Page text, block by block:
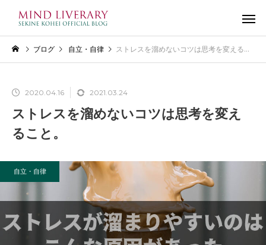
ブログ 自立・自律 ストレスを溜めないコツは思考を変えること。
2020.04.16 2021.03.24
ストレスを溜めないコツは思考を変え
ること。
自立・自律